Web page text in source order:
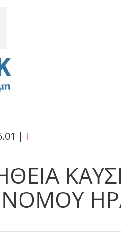
| I
ΝΟΜΟΥ